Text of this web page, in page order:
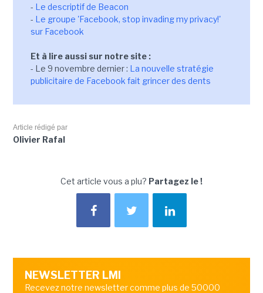
- Le descriptif de Beacon
- Le groupe 'Facebook, stop invading my privacy!'
sur Facebook
Et à lire aussi sur notre site :
- Le 9 novembre dernier : La nouvelle stratégie
publicitaire de Facebook fait grincer des dents
Article rédigé par
Olivier Rafal
Cet article vous a plu? Partagez le !
NEWSLETTER LMI
Recevez notre newsletter comme plus de 50000